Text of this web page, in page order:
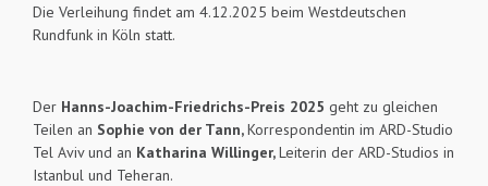
Die Verleihung findet am 4.12.2025 beim Westdeutschen
Rundfunk in Köln statt.
Der Hanns-Joachim-Friedrichs-Preis 2025 geht zu gleichen
Teilen an Sophie von der Tann,Korrespondentin im ARD-Studio
Tel Aviv und an Katharina Willinger,Leiterin der ARD-Studios in
Istanbul und Teheran.